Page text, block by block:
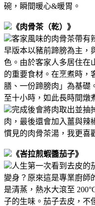
碗，瞬間暖心&暖胃。
《肉骨茶（乾）》
客家風味的肉骨茶帶有
早版本以豬前蹄膀為主，
色。由於客家人多居住在
的重要食材。 在烹煮時，
膳、一份蹄膀肉」為基礎
至十小時，如此長時間燉
完成後會將肉取出並抽
肉，最後還會加入薑與辣
慣見的肉骨茶湯，我更喜
《峇拉煎蝦醬茄子》
人生第一次看到去皮的
變身？原來這是專業廚師
是清蒸，熱水大滾至
子的生味。 茄子去皮，不